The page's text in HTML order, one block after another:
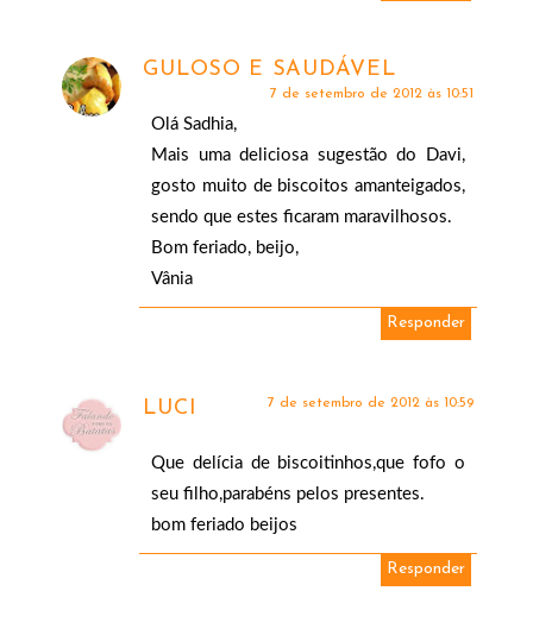
GULOSO E SAUDÁVEL
7 de setembro de 2012 às 10:51
Olá Sadhia,
Mais uma deliciosa sugestão do Davi,
gosto muito de biscoitos amanteigados,
sendo que estes ficaram maravilhosos.
Bom feriado, beijo,
Vânia
Responder
LUCI 7 de setembro de 2012 às 10:59
Que delícia de biscoitinhos,que fofo o
seu filho,parabéns pelos presentes.
bom feriado beijos
Responder